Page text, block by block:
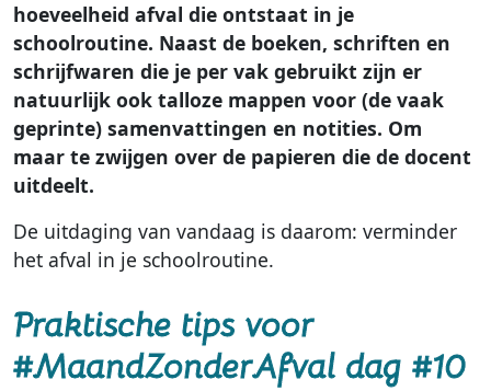
hoeveelheid afval die ontstaat in je
schoolroutine. Naast de boeken, schriften en
schrijfwaren die je per vak gebruikt zijn er
natuurlijk ook talloze mappen voor (de vaak
geprinte) samenvattingen en notities. Om
maar te zwijgen over de papieren die de docent
uitdeelt.
De uitdaging van vandaag is daarom: verminder
het afval in je schoolroutine.
Praktische tips voor
#MaandZonderAfval dag #10